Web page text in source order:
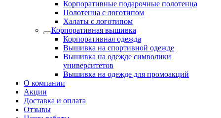
Корпоративные подарочные полотенца
Полотенца с логотипом
Халаты с логотипом
Корпоративная вышивка
Корпоративная одежда
Вышивка на спортивной одежде
Вышивка на одежде символики
университетов
Вышивка на одежде для промоакций
О компании
Акции
Доставка и оплата
Отзывы